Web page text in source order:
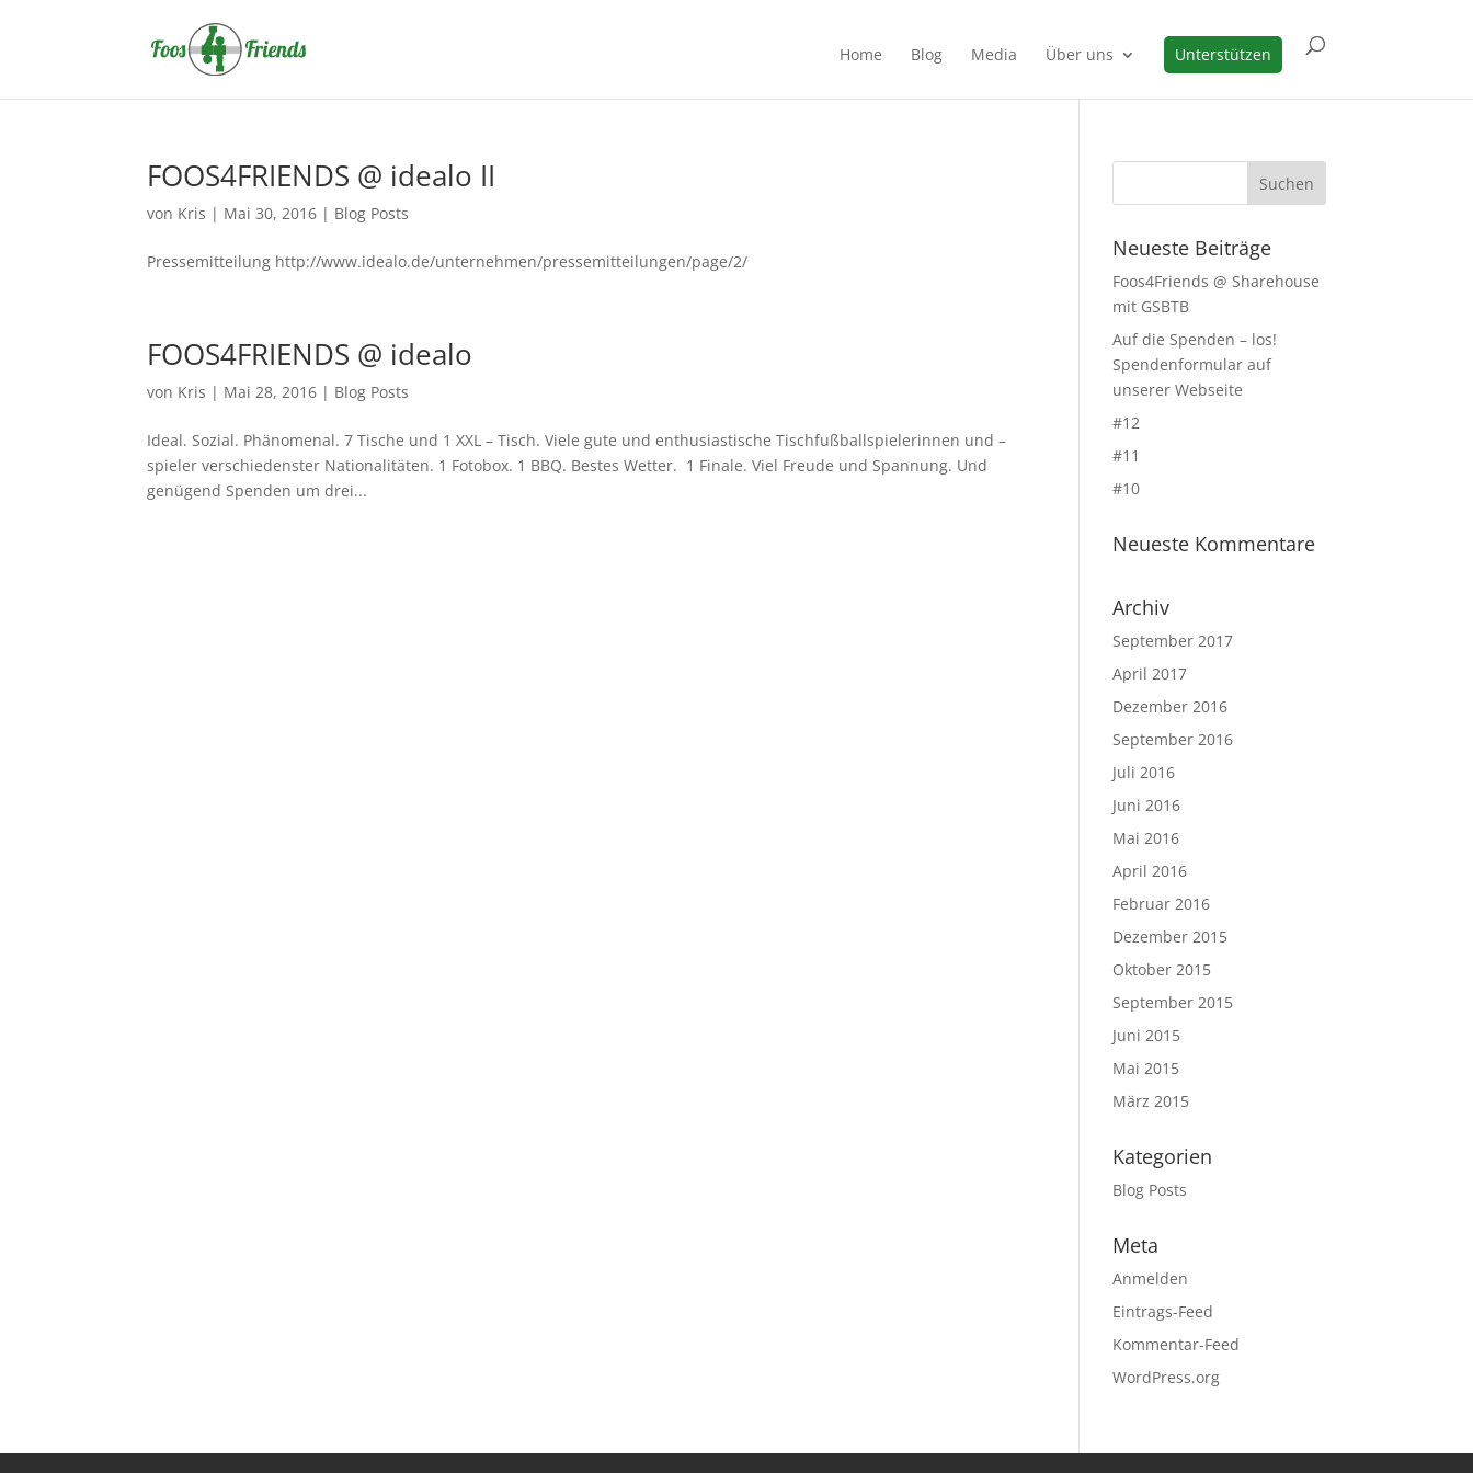
Home Blog Media Über uns Unterstützen
FOOS4FRIENDS @ idealo II
von Kris | Mai 30, 2016 | Blog Posts
Pressemitteilung http://www.idealo.de/unternehmen/pressemitteilungen/page/2/
FOOS4FRIENDS @ idealo
von Kris | Mai 28, 2016 | Blog Posts
Ideal. Sozial. Phänomenal. 7 Tische und 1 XXL – Tisch. Viele gute und enthusiastische Tischfußballspielerinnen und –
spieler verschiedenster Nationalitäten. 1 Fotobox. 1 BBQ. Bestes Wetter. 1 Finale. Viel Freude und Spannung. Und
genügend Spenden um drei...
Neueste Beiträge
Foos4Friends @ Sharehouse
mit GSBTB
Auf die Spenden – los!
Spendenformular auf
unserer Webseite
#12
#11
#10
Neueste Kommentare
Archiv
September 2017
April 2017
Dezember 2016
September 2016
Juli 2016
Juni 2016
Mai 2016
April 2016
Februar 2016
Dezember 2015
Oktober 2015
September 2015
Juni 2015
Mai 2015
März 2015
Kategorien
Blog Posts
Meta
Anmelden
Eintrags-Feed
Kommentar-Feed
WordPress.org